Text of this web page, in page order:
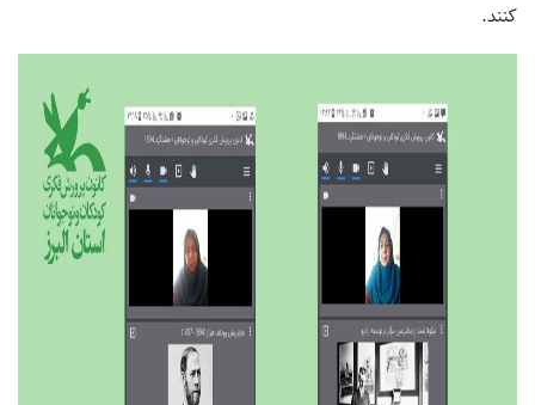
کنند.